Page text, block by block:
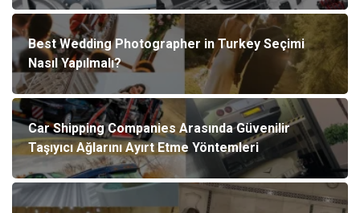
Best Wedding Photographer in Turkey Seçimi
Nasıl Yapılmalı?
Car Shipping Companies Arasında Güvenilir
Taşıyıcı Ağlarını Ayırt Etme Yöntemleri